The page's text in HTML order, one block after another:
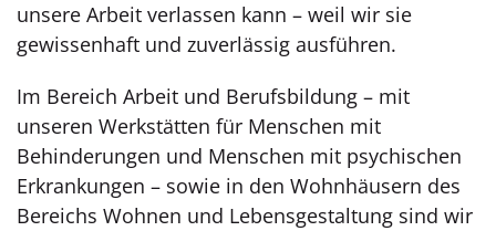
unsere Arbeit verlassen kann – weil wir sie
gewissenhaft und zuverlässig ausführen.
Im Bereich Arbeit und Berufsbildung – mit
unseren Werkstätten für Menschen mit
Behinderungen und Menschen mit psychischen
Erkrankungen – sowie in den Wohnhäusern des
Bereichs Wohnen und Lebensgestaltung sind wir